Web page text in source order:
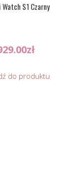
S1 Czarny
zł
do produktu